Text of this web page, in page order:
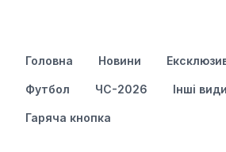
Головна Новини
Футбол ЧС-2026 Інші види
Гаряча кнопка